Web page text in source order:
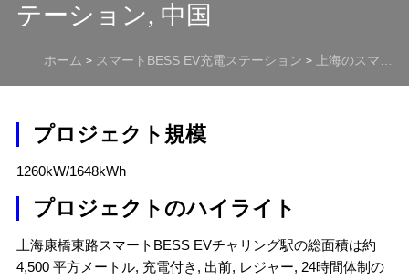
テーション, 中国
ホーム > スマートBESS EV充電ステーション > 上海のスマートBESS EV充電ステーション, 中国
プロジェクト規模
1260kW/1648kWh
プロジェクトのハイライト
上海康橋東路スマートBESS EVチャリング駅の総面積は約
4,500 平方メートル, 充電付き, 出前, レジャー, 24時間体制の